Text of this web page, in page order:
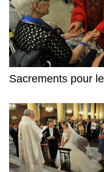
Sacrements pour